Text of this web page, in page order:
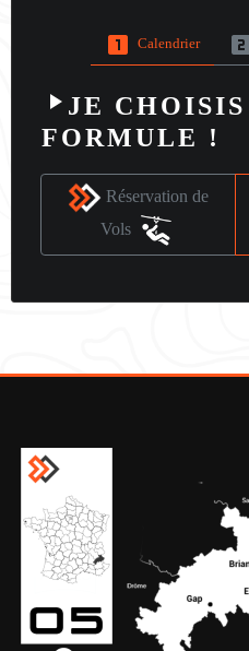
looks_one Calendrier
play_arrow JE
FORMULE !
Réservation de
Vols